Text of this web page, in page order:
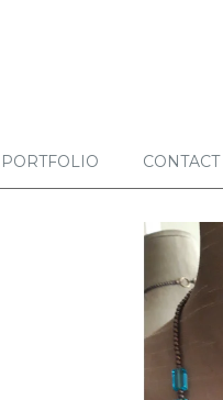
PORTFOLIO CONTACT